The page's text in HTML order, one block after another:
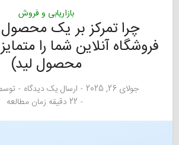
بازاریابی و فروش
چرا تمرکز بر یک محصول
فروشگاه آنلاین شما را
محصول لید)
جولای 26, 2025 ارسال یک دیدگاه
22 دقیقه زمان مطالعه